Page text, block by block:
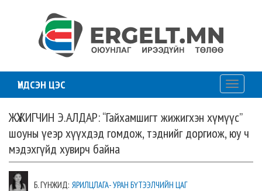
ҮНДСЭН ЦЭС
Toggle
ЖҮЖИГЧИН Э.АЛДАР: “Гайхамшигт жижигхэн хүмүүс”
шоуны үеэр хүүхдэд гомдож, тэднийг доргиож, юу ч
мэдэхгүйд хувирч байна
Б. ГҮНЖИД: ЯРИЛЦЛАГА- УРАН БҮТЭЭЛЧИЙН ЦАГ